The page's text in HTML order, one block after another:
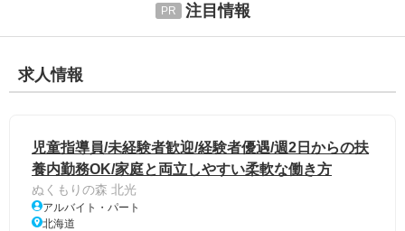
注目情報
求人情報
児童指導員/未経験者歓迎/経験者優遇/週2日からの扶
養内勤務OK/家庭と両立しやすい柔軟な働き方
ぬくもりの森 北光
アルバイト・パート
北海道